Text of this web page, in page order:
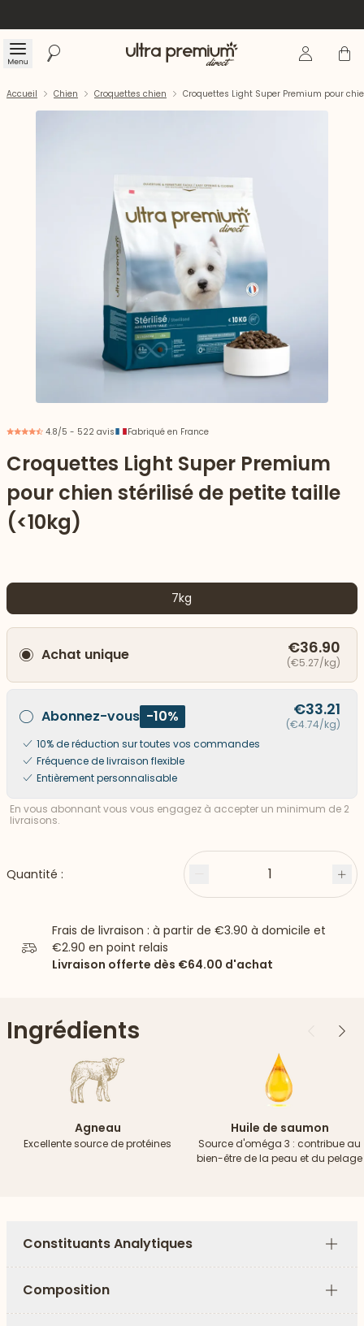
Menu Rechercher Accueil Se Panier
vers le bas
Accueil Chien Croquettes chien Croquettes Light Super Premium pour
4.8/5 - 522 avis Fabriqué en France
Croquettes Light Super Premium
pour chien stérilisé de petite taille
(<10kg)
7kg
Achat unique €36.90
(€5.27/kg)
Abonnez-vous -10% €33.21
(€4.74/kg)
10% de réduction sur toutes vos commandes
Fréquence de livraison flexible
Entièrement personnalisable
En vous abonnant vous vous engagez à accepter un minimum de 2
livraisons.
Quantité : Moins 1
Frais de livraison : à partir de €3.90 à domicile et
€2.90 en point relais
Livraison offerte dès €64.00 d'achat
Ingrédients Précédent
Agneau
Excellente source de protéines
Huile de saumon
Source d'oméga 3 : contribue au
bien-être de la peau et du pelage
Constituants Analytiques
Plus
Composition
Plus